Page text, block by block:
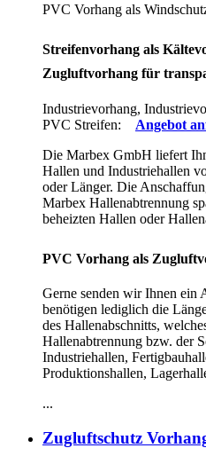
PVC Vorhang als
Streifenvorhang als
Zugluftvorhang für
Industrievorhang,
PVC Streifen:
Angebot
Die Marbex GmbH liefert
Hallen und Industriehallen
oder Länger. Die
Marbex Hallenabtrennung
beheizten Hallen oder
PVC Vorhang als
Gerne senden wir Ihnen ein
benötigen lediglich die
des Hallenabschnitts,
Hallenabtrennung bzw. der
Industriehallen,
Produktionshallen,
...
Zugluftschutz